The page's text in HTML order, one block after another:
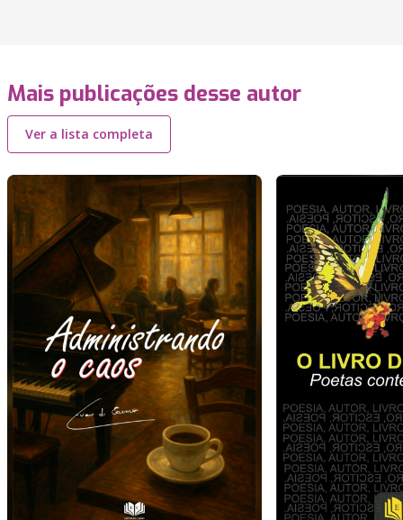
Mais publicações desse autor
Ver a lista completa